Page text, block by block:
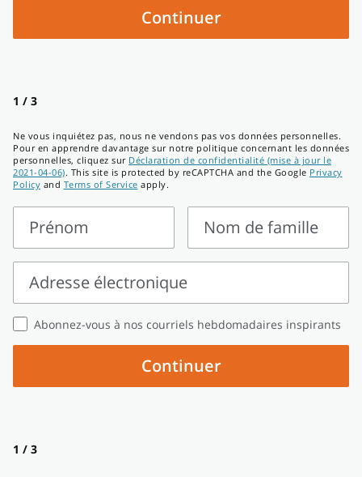
Continuer
1 / 3
Ne vous inquiétez pas, nous ne vendons pas vos données personnelles.
Pour en apprendre davantage sur notre politique concernant les données
personnelles, cliquez sur Déclaration de confidentialité (mise à jour le
2021-04-06). This site is protected by reCAPTCHA and the Google Privacy
Policy and Terms of Service apply.
Prénom
Prénom
Nom de famille
Nom
de
famille
Adresse électronique
Adresse
électronique
Abonnez-vous à nos courriels hebdomadaires inspirants
Continuer
1 / 3